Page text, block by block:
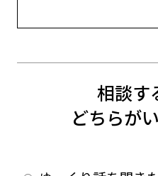
相談す
どちらが